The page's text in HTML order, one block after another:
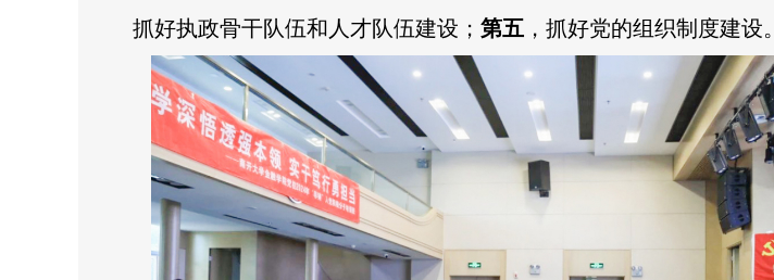
抓好执政骨干队伍和人才队伍建设； 第五 ，抓好党的组织制度建设。